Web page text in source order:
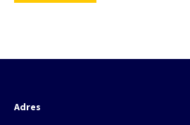
Adres